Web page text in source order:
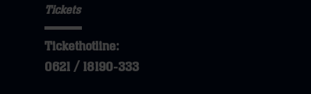
Tickets
Tickethotline:
0621 / 18190-333